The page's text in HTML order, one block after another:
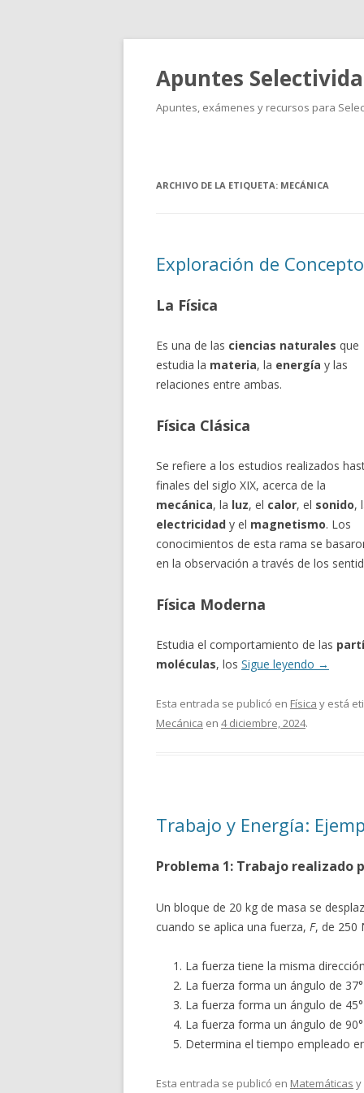
Apuntes
Apuntes, exámenes y recursos para
ARCHIVO DE LA ETIQUETA: MECÁNICA
Exploración de
La Física
Es una de las ciencias naturales que
estudia la materia, la energía y las
relaciones entre ambas.
Física Clásica
Se refiere a los estudios realizados
finales del siglo XIX, acerca de la
mecánica, la luz, el calor, el sonido,
electricidad y el magnetismo. Los
conocimientos de esta rama se
en la observación a través de los
Física Moderna
Estudia el comportamiento de las
moléculas, los Sigue leyendo →
Esta entrada se publicó en Física y está
Mecánica en 4 diciembre, 2024.
Trabajo y Energía:
Problema 1: Trabajo realizado
Un bloque de 20 kg de masa se
cuando se aplica una fuerza, F, de 250
La fuerza tiene la misma
La fuerza forma un ángulo de
La fuerza forma un ángulo de
La fuerza forma un ángulo de
Determina el tiempo empleado
Esta entrada se publicó en Matemáticas y